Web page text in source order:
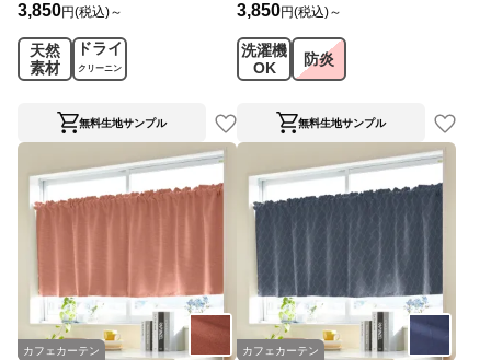
3,850円(税込)～
天然
素材
ドライ
クリーニン
無料生地サンプル
3,850円(税込)～
洗濯機
OK
防炎
無料生地サンプル
カフェカーテン カフェカーテン